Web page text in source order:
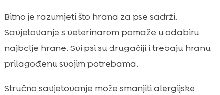
Bitno je razumjeti što hrana za pse sadrži.
Savjetovanje s veterinarom pomaže u odabiru
najbolje hrane. Svi psi su drugačiji i trebaju hranu
prilagođenu svojim potrebama.
Stručno savjetovanje može smanjiti alergijske